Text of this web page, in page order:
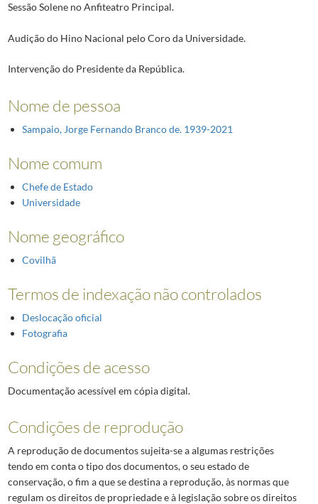
Sessão Solene no Anfiteatro Principal.
Audição do Hino Nacional pelo Coro da Universidade.
Intervenção do Presidente da República.
Nome de pessoa
Sampaio, Jorge Fernando Branco de. 1939-2021
Nome comum
Chefe de Estado
Universidade
Nome geográfico
Covilhã
Termos de indexação não controlados
Deslocação oficial
Fotografia
Condições de acesso
Documentação acessível em cópia digital.
Condições de reprodução
A reprodução de documentos sujeita-se a algumas restrições
tendo em conta o tipo dos documentos, o seu estado de
conservação, o fim a que se destina a reprodução, às normas que
regulam os direitos de propriedade e à legislação sobre os direitos